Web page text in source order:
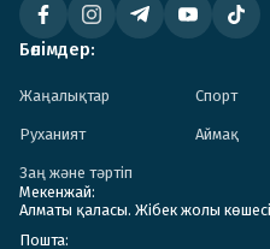
Бөлімдер:
Жаңалықтар Спорт
Руханият Аймақ
Заң және тәртіп
Мекенжай:
Алматы қаласы. Жібек жолы
Пошта: